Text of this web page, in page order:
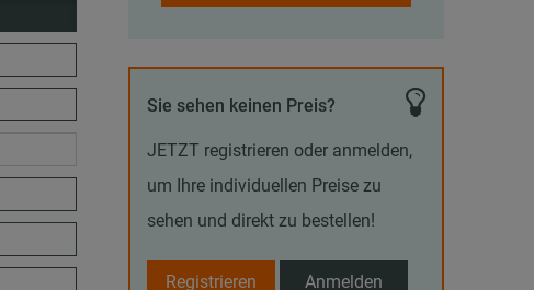
Sie sehen keinen Preis?
JETZT registrieren oder anmelden,
um Ihre individuellen Preise zu
sehen und direkt zu bestellen!
Registrieren Anmelden